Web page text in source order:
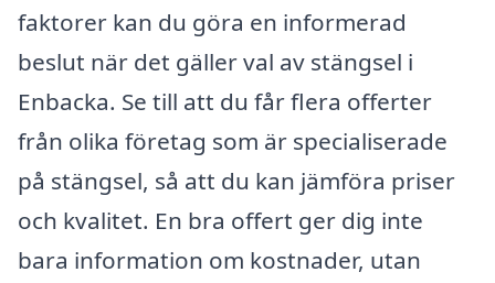
faktorer kan du göra en informerad
beslut när det gäller val av stängsel i
Enbacka. Se till att du får flera offerter
från olika företag som är specialiserade
på stängsel, så att du kan jämföra priser
och kvalitet. En bra offert ger dig inte
bara information om kostnader, utan